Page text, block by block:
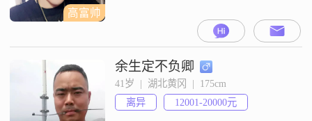
高富帅
余生定不负卿
41岁  |  湖北黄冈  |  175cm
离异
12001-20000元